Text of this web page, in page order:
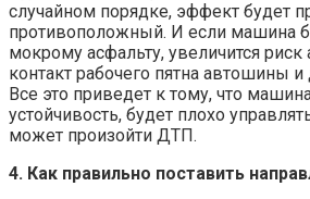
случайном порядке, эффект будет
противоположный. И если машина
мокрому асфальту, увеличится риск
контакт рабочего пятна автошины и
Все это приведет к тому, что
устойчивость, будет плохо
может произойти ДТП.
4. Как правильно поставить